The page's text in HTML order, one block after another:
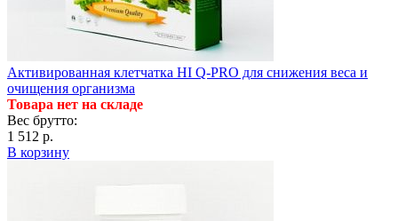
Активированная клетчатка HI Q-PRO для снижения веса и
очищения организма
Товара нет на складе
Вес брутто:
1 512 р.
В корзину